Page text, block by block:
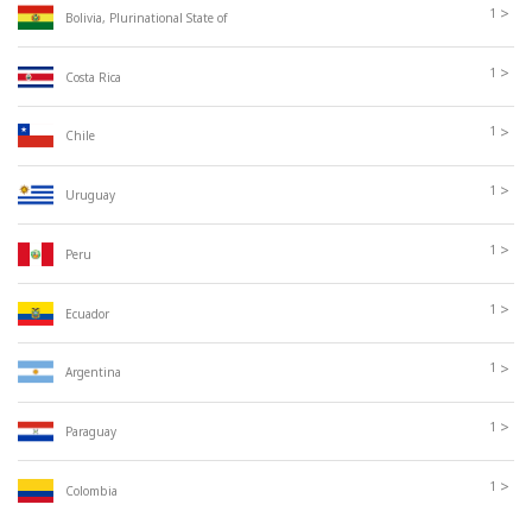
Bolivia, Plurinational State of 1 >
Costa Rica 1 >
Chile 1 >
Uruguay 1 >
Peru 1 >
Ecuador 1 >
Argentina 1 >
Paraguay 1 >
Colombia 1 >